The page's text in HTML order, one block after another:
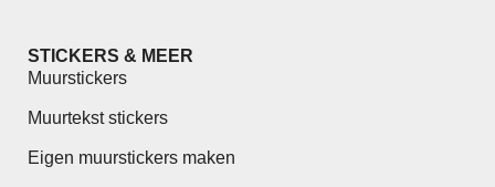
STICKERS & MEER
Muurstickers
Muurtekst stickers
Eigen muurstickers maken